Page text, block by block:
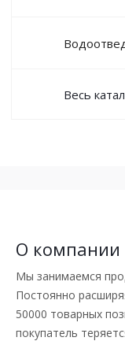
Весь
О компании
Мы занимаемся
Постоянно
50000 товарных
покупатель